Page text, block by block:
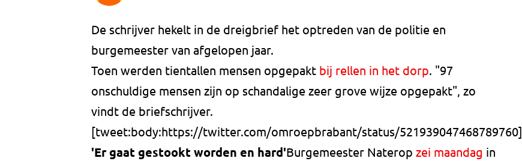
De schrijver hekelt in de dreigbrief het optreden van de politie en
burgemeester van afgelopen jaar.
Toen werden tientallen mensen opgepakt bij rellen in het dorp. "97
onschuldige mensen zijn op schandalige zeer grove wijze opgepakt", zo
vindt de briefschrijver.
[tweet:body:https://twitter.com/omroepbrabant/status/521939047468789760]
'Er gaat gestookt worden en hard'Burgemeester Naterop zei maandag in